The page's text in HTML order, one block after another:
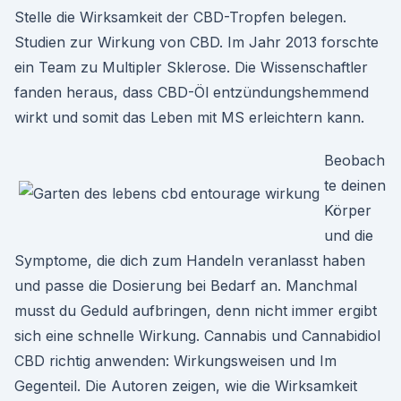
Stelle die Wirksamkeit der CBD-Tropfen belegen.
Studien zur Wirkung von CBD. Im Jahr 2013 forschte
ein Team zu Multipler Sklerose. Die Wissenschaftler
fanden heraus, dass CBD-Öl entzündungshemmend
wirkt und somit das Leben mit MS erleichtern kann.
Beobach
te deinen
Körper
und die
Symptome, die dich zum Handeln veranlasst haben
und passe die Dosierung bei Bedarf an. Manchmal
musst du Geduld aufbringen, denn nicht immer ergibt
sich eine schnelle Wirkung. Cannabis und Cannabidiol
CBD richtig anwenden: Wirkungsweisen und Im
Gegenteil. Die Autoren zeigen, wie die Wirksamkeit